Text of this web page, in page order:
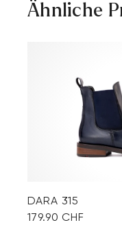
Kundenservice -
Ähnliche
DARA 315
179.90 CHF